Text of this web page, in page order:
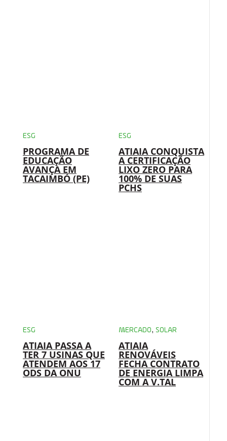
ESG
PROGRAMA DE
EDUCAÇÃO
AVANÇA EM
TACAIMBÓ (PE)
ESG
ATIAIA CONQUISTA
A CERTIFICAÇÃO
LIXO ZERO PARA
100% DE SUAS
PCHS
ESG
ATIAIA PASSA A
TER 7 USINAS QUE
ATENDEM AOS 17
ODS DA ONU
MERCADO, SOLAR
ATIAIA
RENOVÁVEIS
FECHA CONTRATO
DE ENERGIA LIMPA
COM A V.TAL